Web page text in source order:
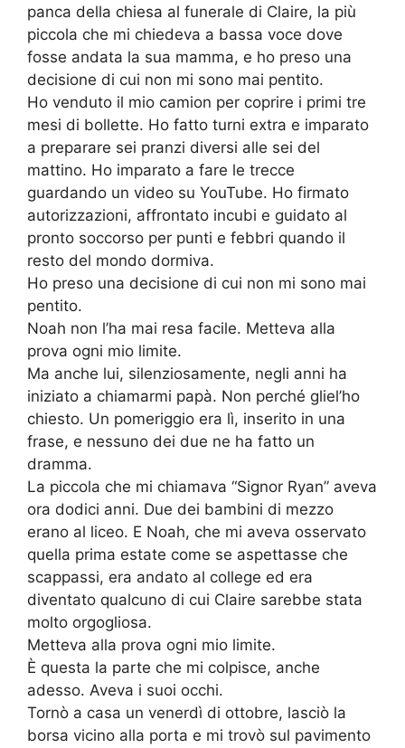
panca della chiesa al funerale di Claire, la più
piccola che mi chiedeva a bassa voce dove
fosse andata la sua mamma, e ho preso una
decisione di cui non mi sono mai pentito.
Ho venduto il mio camion per coprire i primi tre
mesi di bollette. Ho fatto turni extra e imparato
a preparare sei pranzi diversi alle sei del
mattino. Ho imparato a fare le trecce
guardando un video su YouTube. Ho firmato
autorizzazioni, affrontato incubi e guidato al
pronto soccorso per punti e febbri quando il
resto del mondo dormiva.
Ho preso una decisione di cui non mi sono mai
pentito.
Noah non l’ha mai resa facile. Metteva alla
prova ogni mio limite.
Ma anche lui, silenziosamente, negli anni ha
iniziato a chiamarmi papà. Non perché gliel’ho
chiesto. Un pomeriggio era lì, inserito in una
frase, e nessuno dei due ne ha fatto un
dramma.
La piccola che mi chiamava “Signor Ryan” aveva
ora dodici anni. Due dei bambini di mezzo
erano al liceo. E Noah, che mi aveva osservato
quella prima estate come se aspettasse che
scappassi, era andato al college ed era
diventato qualcuno di cui Claire sarebbe stata
molto orgogliosa.
Metteva alla prova ogni mio limite.
È questa la parte che mi colpisce, anche
adesso. Aveva i suoi occhi.
Tornò a casa un venerdì di ottobre, lasciò la
borsa vicino alla porta e mi trovò sul pavimento